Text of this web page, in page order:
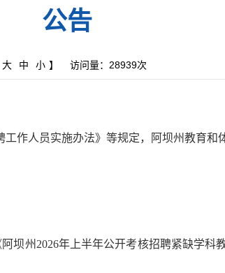
公告
大 中 小 】 访问量： 28939次
作人员实施办法》等规定，阿坝州教育和
阿坝州 2026年上半年公开考核招聘紧缺学科